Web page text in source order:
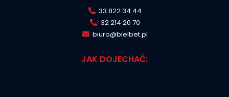
33 822 34 44
32 214 20 70
biuro@bielbet.pl
JAK DOJECHAĆ: